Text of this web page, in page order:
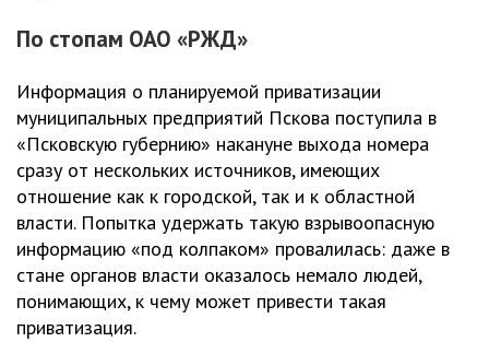
По стопам ОАО «РЖД»
Информация о планируемой приватизации
муниципальных предприятий Пскова поступила в
«Псковскую губернию» накануне выхода номера
сразу от нескольких источников, имеющих
отношение как к городской, так и к областной
власти. Попытка удержать такую взрывоопасную
информацию «под колпаком» провалилась: даже в
стане органов власти оказалось немало людей,
понимающих, к чему может привести такая
приватизация.